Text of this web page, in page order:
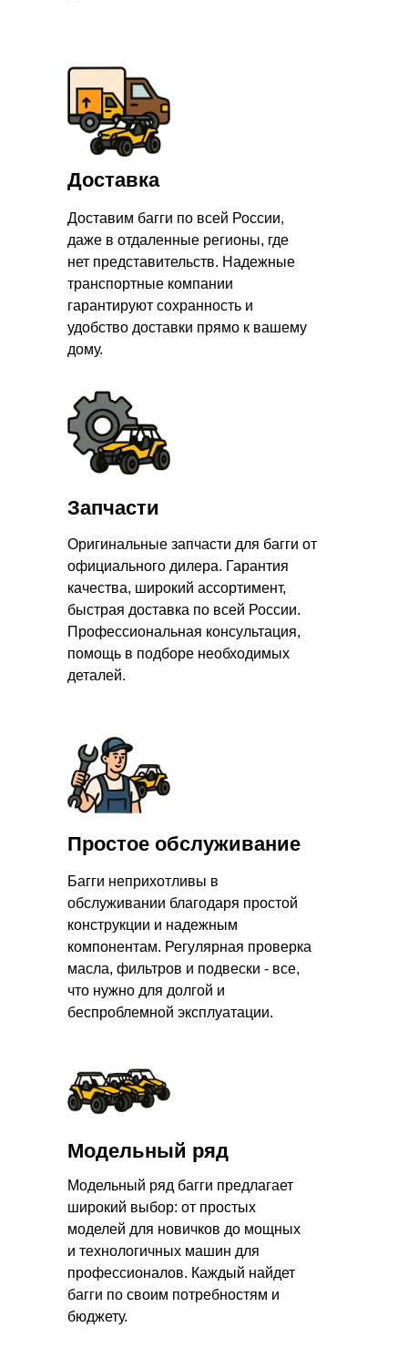
Доставка
Запчасти
Простое обслуживание
Модельный ряд
Модельный ряд багги предлагает
широкий выбор: от простых
моделей для новичков до мощных
и технологичных машин для
профессионалов. Каждый найдет
багги по своим потребностям и
бюджету.
Багги неприхотливы в
обслуживании благодаря простой
конструкции и надежным
компонентам. Регулярная проверка
масла, фильтров и подвески - все,
что нужно для долгой и
беспроблемной эксплуатации.
Оригинальные запчасти для багги от
официального дилера. Гарантия
качества, широкий ассортимент,
быстрая доставка по всей России.
Профессиональная консультация,
помощь в подборе необходимых
деталей.
Доставим багги по всей России,
даже в отдаленные регионы, где
нет представительств. Надежные
транспортные компании
гарантируют сохранность и
удобство доставки прямо к вашему
дому.